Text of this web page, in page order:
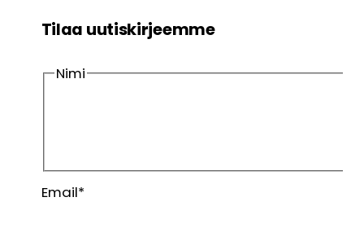
Tilaa uutiskirjeemme
Nimi
Sukunimi
Email*